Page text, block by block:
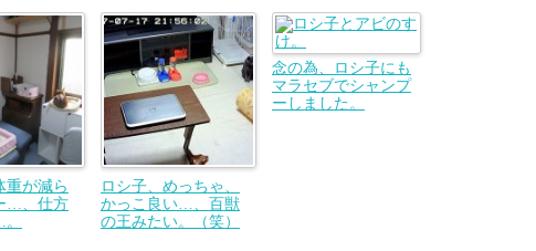
重が減ら
…、仕方
ロシ子、めっちゃ、
かっこ良い…、百獣
の王みたい。（笑）
念の為、ロシ子にも
マラセブでシャンプ
ーしました。